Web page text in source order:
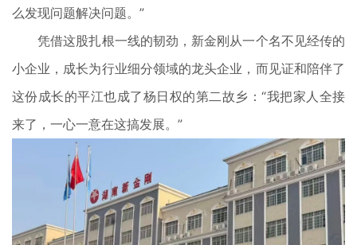
么发现问题解决问题。”
凭借这股扎根一线的韧劲，新金刚从一个名不见经传的
小企业，成长为行业细分领域的龙头企业，而见证和陪伴了
这份成长的平江也成了杨日权的第二故乡：“我把家人全接
来了，一心一意在这搞发展。”